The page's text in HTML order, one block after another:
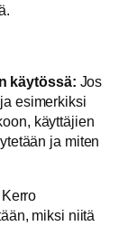
käytössä: Jos
esimerkiksi
käyttäjien
ja miten
Kerro
miksi niitä